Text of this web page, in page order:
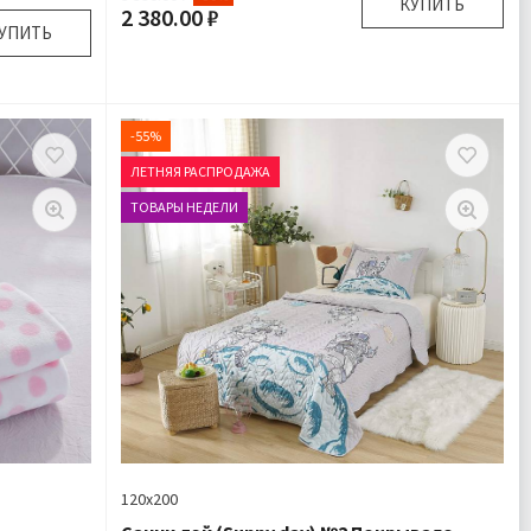
1 шт
2 380.00 ₽ КУПИТЬ
Ткань:
Велсофт
Доставка:
Подробнее
-55%
ЛЕТНЯЯ РАСПРОДАЖА
ТОВАРЫ НЕДЕЛИ
120х200